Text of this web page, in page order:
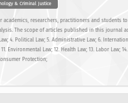
& Criminal Justice
academics, researchers, practitioners and students
The scope of articles published in this journal
4. Political Law; 5. Administrative Law; 6.
Environmental Law; 12. Health Law; 13. Labor Law;
Protection;